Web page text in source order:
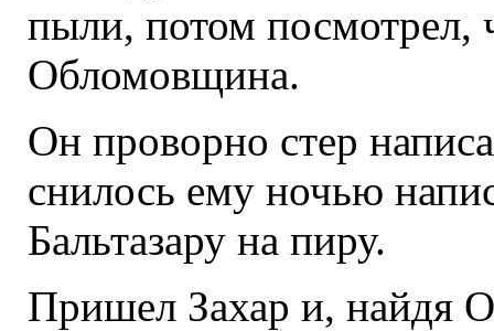
пыли, потом посмотрел,
Обломовщина.
Он проворно стер
снилось ему ночью
Бальтазару на пиру.
Пришел Захар и, найдя